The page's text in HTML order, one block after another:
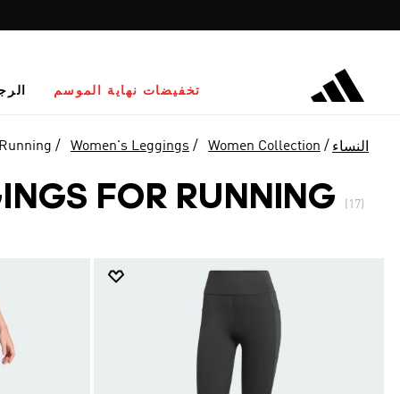
تخفيضات نهاية الموسم
النساء Women Collection
Women's Leggings
FOR RUNNING (17)